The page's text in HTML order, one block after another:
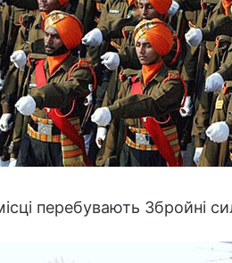
перебувають Збройні